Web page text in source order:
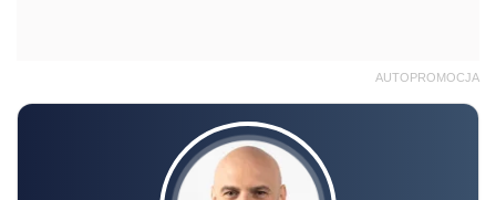
AUTOPROMOCJA